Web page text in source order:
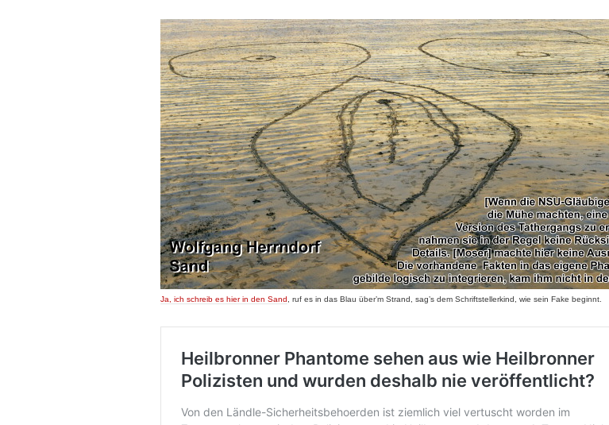
Ja, ich schreib es hier in den Sand, ruf es in das Blau über’m Strand, sag’s dem Schriftstellerkind, wie sein Fake beginnt.